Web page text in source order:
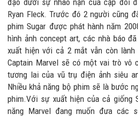
Ryan Fleck. Trước đó 2 người cũng
phim Sugar được phát hành năm
hình ảnh concept art, các nhà báo
xuất hiện với cả 2 mắt vẫn còn
Captain Marvel sẽ có một vai trò vô
tương lai của vũ trụ điện ảnh siêu
Nhiều khả năng bộ phim sẽ là bước
phim.Với sự xuất hiện của cả giống
năng Marvel đang muốn đưa các